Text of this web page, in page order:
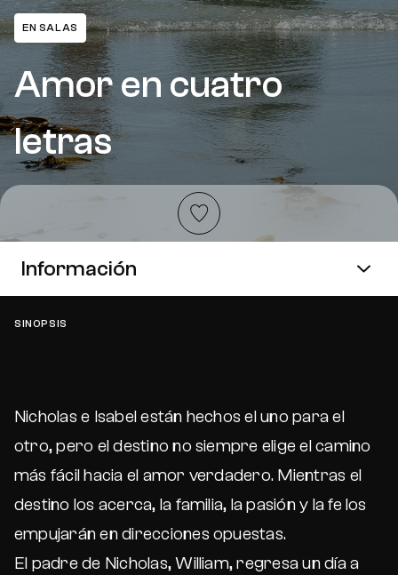
EN SALAS
Amor en cuatro
letras
Añadir a favoritos
Información
SINOPSIS
Nicholas e Isabel están hechos el uno para el
otro, pero el destino no siempre elige el camino
más fácil hacia el amor verdadero. Mientras el
destino los acerca, la familia, la pasión y la fe los
empujarán en direcciones opuestas.
El padre de Nicholas, William, regresa un día a